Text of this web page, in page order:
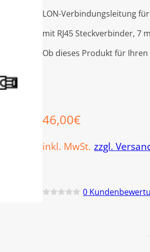
LON-Verbindungsleitung
mit RJ45 Steckverbinder, 7
Ob dieses Produkt für
46,00€
inkl. MwSt. zzgl.
0